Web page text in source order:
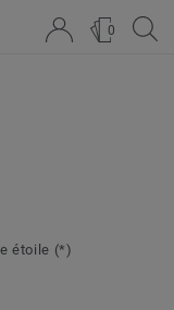
0
étoile (*)